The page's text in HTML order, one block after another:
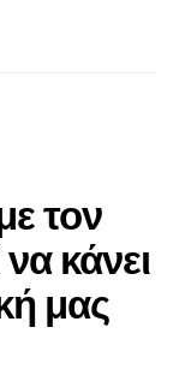
τον
κάνει
μας